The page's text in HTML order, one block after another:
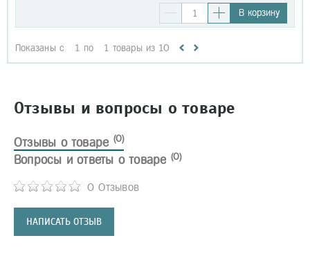
В корзину
Показаны с 1 по 1 товары из 10
Отзывы и вопросы о товаре
Отзывы о товаре (0)
0 Отзывов
НАПИСАТЬ ОТЗЫВ
Вопросы и ответы о товаре (0)